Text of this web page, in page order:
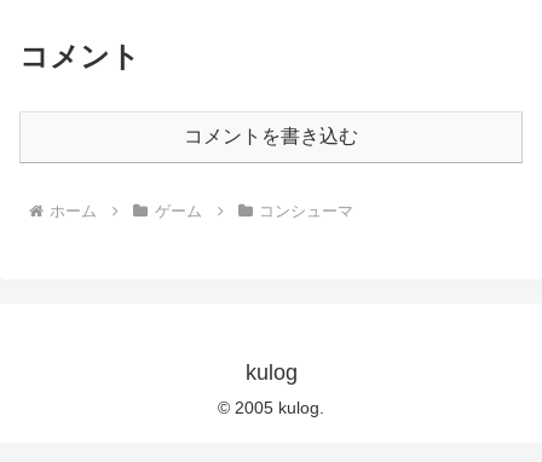
コメント
コメントを書き込む
ホーム ゲーム コンシューマ
kulog
© 2005 kulog.